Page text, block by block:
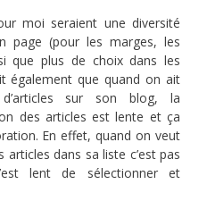
moi seraient une diversité
page (pour les marges, les
que plus de choix dans les
également que quand on ait
sur son blog, la
des articles est lente et ça
En effet, quand on veut
dans sa liste c’est pas
lent de sélectionner et